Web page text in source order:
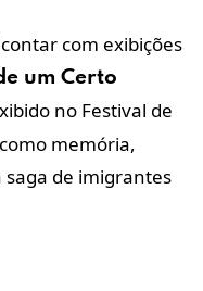
com exibições
um Certo
no Festival de
memória,
de imigrantes